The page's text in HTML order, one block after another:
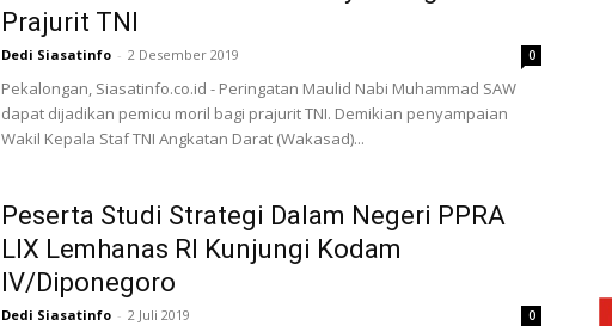
Prajurit TNI
Dedi Siasatinfo - 2 Desember 2019 0
Pekalongan, Siasatinfo.co.id - Peringatan Maulid Nabi Muhammad SAW
dapat dijadikan pemicu moril bagi prajurit TNI. Demikian penyampaian
Wakil Kepala Staf TNI Angkatan Darat (Wakasad)...
Peserta Studi Strategi Dalam Negeri PPRA
LIX Lemhanas RI Kunjungi Kodam
IV/Diponegoro
Dedi Siasatinfo - 2 Juli 2019 0